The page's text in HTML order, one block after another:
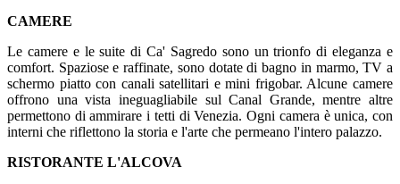
CAMERE
Le camere e le suite di Ca' Sagredo sono un trionfo di eleganza e
comfort. Spaziose e raffinate, sono dotate di bagno in marmo, TV a
schermo piatto con canali satellitari e mini frigobar. Alcune camere
offrono una vista ineguagliabile sul Canal Grande, mentre altre
permettono di ammirare i tetti di Venezia. Ogni camera è unica, con
interni che riflettono la storia e l'arte che permeano l'intero palazzo.
RISTORANTE L'ALCOVA